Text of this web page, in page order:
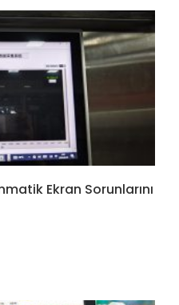
Ekran Sorunlarını